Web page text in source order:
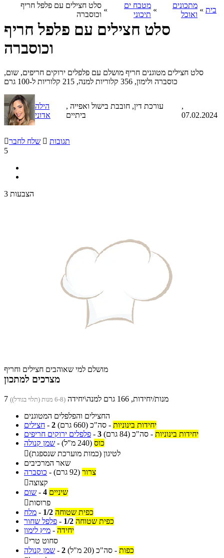
בית »
מתכונים
ואוכל
»
מטבח ים
תיכוני
»
סלט חצילים עם פלפל חריף
וכוסברה
סלט חצילים עם פלפל חריף
וכוסברה
סלט חצילים מטוגנים חריף מושלם עם פלפלים ירוקים חריפים, שום,
כוסברה ולימון, 356 קלוריות למנה, 215 קלוריות ל-100 גרם
הילה
אדוני
, עורכת דין, חובבת בישול ואפייה
ביתיים
,
07.02.2024
שלח לחבר  תגובות
5
3 הצבעות
מושלם למי שאוהבים חצילים וחריף
מצרכים למתכון
7 מנות/יחידות, 166 גרם למנה\יחידה (6-8 מנות (תלוי בגודל))
החצילים והפלפלים המטוגנים
חצילים - 2 יחידות בינוניות - סה"כ (660 גרם)
פלפלים ירוקים חריפים - 3 יחידות בינוניות - סה"כ (84 גרם)
שמן קנולה - כוס (240 מ"ל)
לטיגון (כמות מוערכת שנספגת)
שאר המרכיבים
כוסברה - צרור (92 גרם)
קצוצה
שום - 4 שיניים
פרוסות
מלח - 1/2 כפית שטוחה
פלפל שחור - 1/2 כפית שטוחה
מיץ לימון - יחידה
סחוט טרי
שמן קנולה - 2 כפות - סה"כ (20 מ"ל)